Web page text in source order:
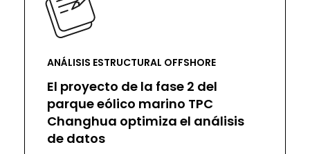
ANÁLISIS ESTRUCTURAL OFFSHORE
El proyecto de la fase 2 del
parque eólico marino TPC
Changhua optimiza el análisis
de datos